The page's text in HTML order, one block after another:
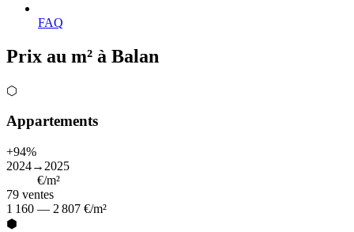
FAQ
Prix au m² à Balan
⬡
Appartements
+94%
2024→2025
€/m²
79 ventes
1 160 — 2 807 €/m²
⬢